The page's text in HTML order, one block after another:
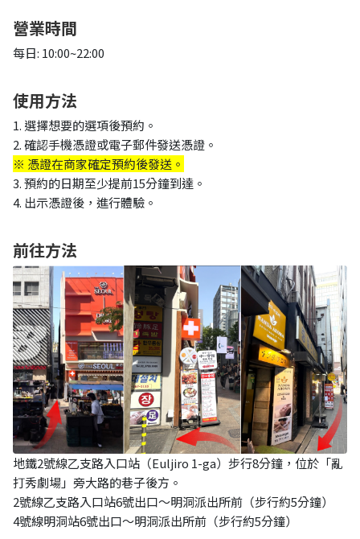
營業時間
每日: 10:00~22:00
使用方法
1. 選擇想要的選項後預約。
2. 確認手機憑證或電子郵件發送憑證。
※ 憑證在商家確定預約後發送 。
3. 預約的日期至少提前15分鐘到達。
4. 出示憑證後，進行體驗。
前往方法
地鐵2號線乙支路入口站（Euljiro 1-ga）步行8分鐘，位於「亂
打秀劇場」旁大路的巷子後方。
2號線乙支路入口站6號出口～明洞派出所前（步行約5分鐘）
4號線明洞站6號出口～明洞派出所前（步行約5分鐘）